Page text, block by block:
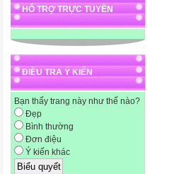
HỖ TRỢ TRỰC TUYẾN
ĐIỀU TRA Ý KIẾN
Bạn thấy trang này như thế nào?
Đẹp
Bình thường
Đơn điệu
Ý kiến khác